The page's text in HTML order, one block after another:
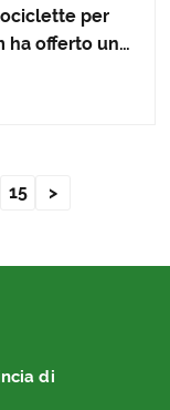
per
ha offerto un
processo e
15 >
di